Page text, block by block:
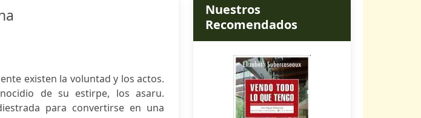
existen la voluntad y los actos.
de su estirpe, los asaru.
para convertirse en una
Nuestros
Recomendados